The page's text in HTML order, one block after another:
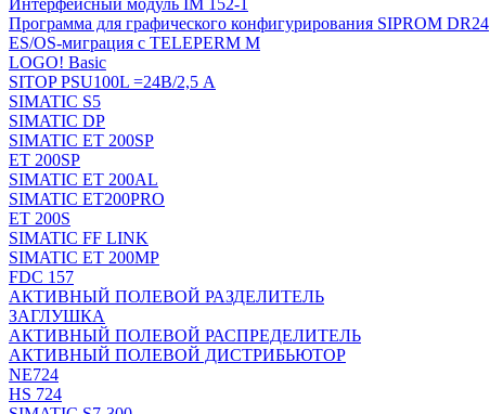
Интерфейсный модуль IM 152-1
Программа для графического конфигурирования SIPROM DR24
ES/OS-миграция с TELEPERM M
LOGO! Basic
SITOP PSU100L =24В/2,5 A
SIMATIC S5
SIMATIC DP
SIMATIC ET 200SP
ET 200SP
SIMATIC ET 200AL
SIMATIC ET200PRO
ET 200S
SIMATIC FF LINK
SIMATIC ET 200MP
FDC 157
АКТИВНЫЙ ПОЛЕВОЙ РАЗДЕЛИТЕЛЬ
ЗАГЛУШКА
АКТИВНЫЙ ПОЛЕВОЙ РАСПРЕДЕЛИТЕЛЬ
АКТИВНЫЙ ПОЛЕВОЙ ДИСТРИБЬЮТОР
NE724
HS 724